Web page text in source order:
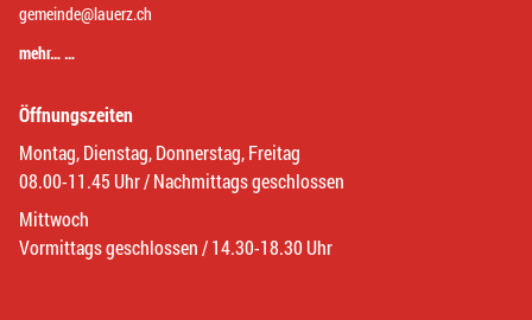
gemeinde@lauerz.ch
mehr… …
Öffnungszeiten
Montag, Dienstag, Donnerstag, Freitag
08.00-11.45 Uhr / Nachmittags geschlossen
Mittwoch
Vormittags geschlossen / 14.30-18.30 Uhr